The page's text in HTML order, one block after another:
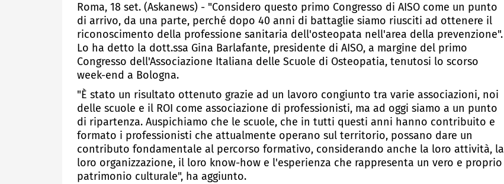
Roma, 18 set. (Askanews) - "Considero questo primo Congresso di AISO come un punto
di arrivo, da una parte, perché dopo 40 anni di battaglie siamo riusciti ad ottenere il
riconoscimento della professione sanitaria dell'osteopata nell'area della prevenzione".
Lo ha detto la dott.ssa Gina Barlafante, presidente di AISO, a margine del primo
Congresso dell'Associazione Italiana delle Scuole di Osteopatia, tenutosi lo scorso
week-end a Bologna.
"È stato un risultato ottenuto grazie ad un lavoro congiunto tra varie associazioni, noi
delle scuole e il ROI come associazione di professionisti, ma ad oggi siamo a un punto
di ripartenza. Auspichiamo che le scuole, che in tutti questi anni hanno contribuito e
formato i professionisti che attualmente operano sul territorio, possano dare un
contributo fondamentale al percorso formativo, considerando anche la loro attività, la
loro organizzazione, il loro know-how e l'esperienza che rappresenta un vero e proprio
patrimonio culturale", ha aggiunto.